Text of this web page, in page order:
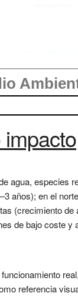
agua, especies
años); en el
(crecimiento
de bajo coste
referencia